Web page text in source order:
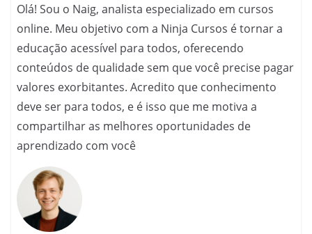
Olá! Sou o Naig, analista especializado em cursos
online. Meu objetivo com a Ninja Cursos é tornar a
educação acessível para todos, oferecendo
conteúdos de qualidade sem que você precise pagar
valores exorbitantes. Acredito que conhecimento
deve ser para todos, e é isso que me motiva a
compartilhar as melhores oportunidades de
aprendizado com você